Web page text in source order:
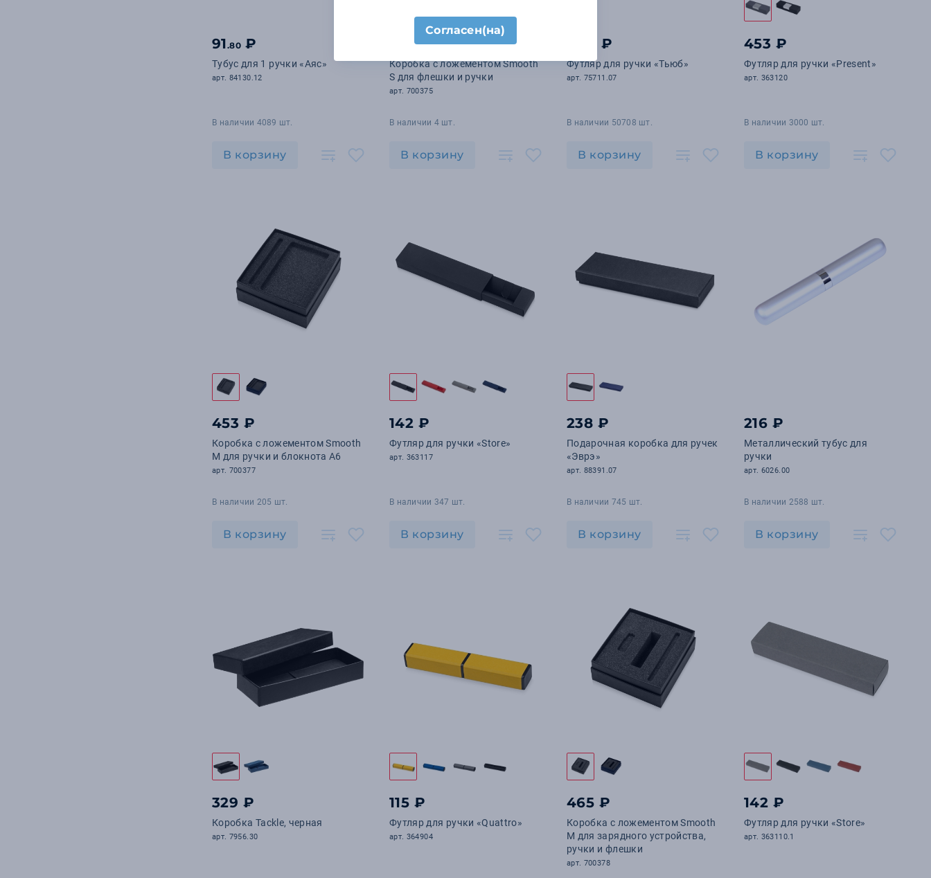
91.80 ₽
Тубус для 1 ручки «Аяс»
арт. 84130.12
В наличии 4089 шт.
В корзину
337 ₽
Коробка с ложементом Smooth
S для флешки и ручки
арт. 700375
В наличии 4 шт.
В корзину
₽
Футляр для ручки «Тьюб»
арт. 75711.07
В наличии 50708 шт.
В корзину
453 ₽
Футляр для ручки «Present»
арт. 363120
В наличии 3000 шт.
В корзину
453 ₽
Коробка с ложементом Smooth
M для ручки и блокнота А6
арт. 700377
В наличии 205 шт.
В корзину
142 ₽
Футляр для ручки «Store»
арт. 363117
В наличии 347 шт.
В корзину
238 ₽
Подарочная коробка для ручек
«Эврэ»
арт. 88391.07
В наличии 745 шт.
В корзину
216 ₽
Металлический тубус для
ручки
арт. 6026.00
В наличии 2588 шт.
В корзину
329 ₽
Коробка Tackle, черная
арт. 7956.30
115 ₽
Футляр для ручки «Quattro»
арт. 364904
465 ₽
Коробка с ложементом Smooth
M для зарядного устройства,
ручки и флешки
арт. 700378
142 ₽
Футляр для ручки «Store»
арт. 363110.1
Согласен(на)